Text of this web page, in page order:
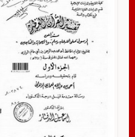
تفسير السورة التي يذكر فيها
هود دراسة وتحقيق